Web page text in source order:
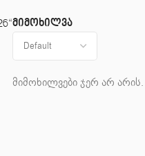
მიმოხილვა
მიმოხილვები ჯერ არ არის.